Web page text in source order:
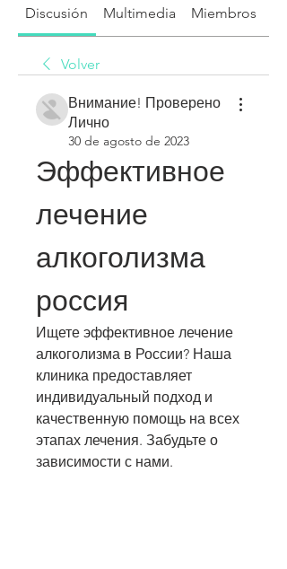
Discusión Multimedia Miembros
Volver
Внимание! Проверено
Лично
30 de agosto de 2023
Эффективное
лечение
алкоголизма
россия
Ищете эффективное лечение
алкоголизма в России? Наша
клиника предоставляет
индивидуальный подход и
качественную помощь на всех
этапах лечения. Забудьте о
зависимости с нами.